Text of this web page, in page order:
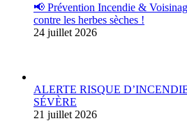
📢 Prévention Incendie &
contre les herbes sèches !
24 juillet 2026
ALERTE RISQUE
SÉVÈRE
21 juillet 2026